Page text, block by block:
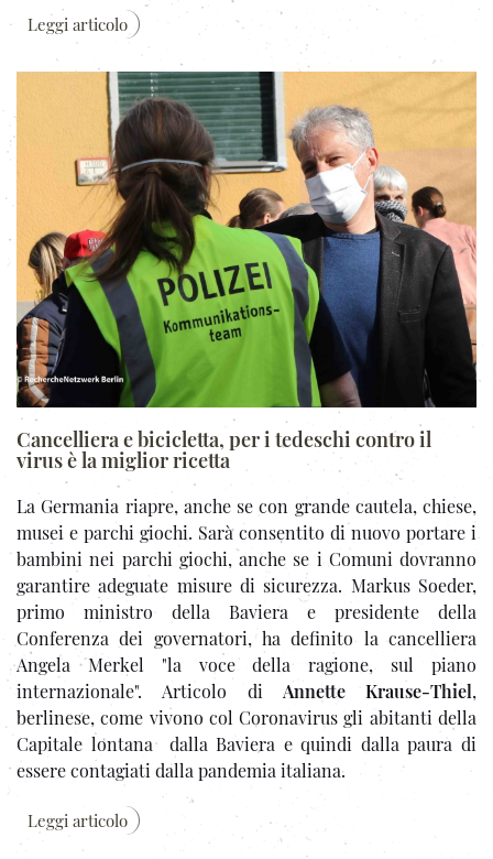
Leggi articolo
Cancelliera e bicicletta, per i tedeschi contro il
virus è la miglior ricetta
La Germania riapre, anche se con grande cautela, chiese,
musei e parchi giochi. Sarà consentito di nuovo portare i
bambini nei parchi giochi, anche se i Comuni dovranno
garantire adeguate misure di sicurezza. Markus Soeder,
primo ministro della Baviera e presidente della
Conferenza dei governatori, ha definito la cancelliera
Angela Merkel "la voce della ragione, sul piano
internazionale". Articolo di Annette Krause-Thiel,
berlinese, come vivono col Coronavirus gli abitanti della
Capitale lontana dalla Baviera e quindi dalla paura di
essere contagiati dalla pandemia italiana.
Leggi articolo